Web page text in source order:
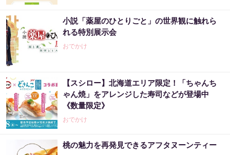
小説「薬屋のひとりごと」の世界観に触れら
れる特別展示会
おでかけ
【スシロー】北海道エリア限定！「ちゃんち
ゃん焼」をアレンジした寿司などが登場中
《数量限定》
おでかけ
桃の魅力を再発見できるアフタヌーンティー